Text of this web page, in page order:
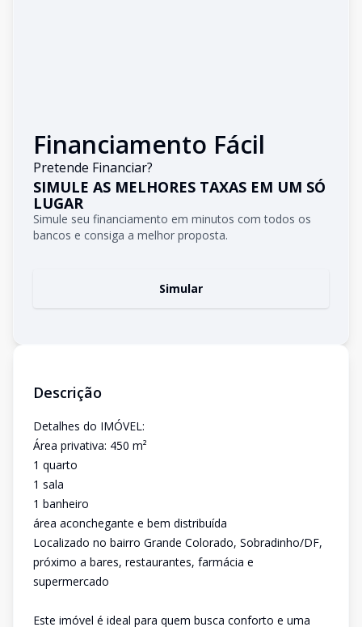
Financiamento Fácil
Pretende Financiar?
SIMULE AS MELHORES TAXAS EM UM SÓ
LUGAR
Simule seu financiamento em minutos com todos os
bancos e consiga a melhor proposta.
Simular
Descrição
Detalhes do IMÓVEL:
Área privativa: 450 m²
1 quarto
1 sala
1 banheiro
área aconchegante e bem distribuída
Localizado no bairro Grande Colorado, Sobradinho/DF,
próximo a bares, restaurantes, farmácia e
supermercado
Este imóvel é ideal para quem busca conforto e uma